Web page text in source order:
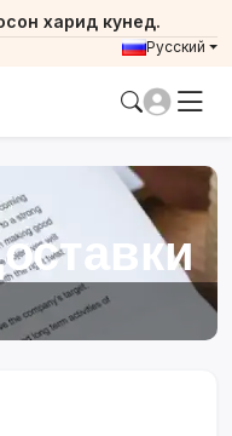
харид кунед.
Русский